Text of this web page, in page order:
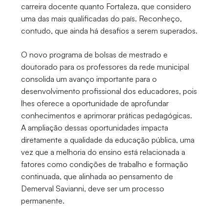
carreira docente quanto Fortaleza, que considero
uma das mais qualificadas do país. Reconheço,
contudo, que ainda há desafios a serem superados.
O novo programa de bolsas de mestrado e
doutorado para os professores da rede municipal
consolida um avanço importante para o
desenvolvimento profissional dos educadores, pois
lhes oferece a oportunidade de aprofundar
conhecimentos e aprimorar práticas pedagógicas.
A ampliação dessas oportunidades impacta
diretamente a qualidade da educação pública, uma
vez que a melhoria do ensino está relacionada a
fatores como condições de trabalho e formação
continuada, que alinhada ao pensamento de
Demerval Savianni, deve ser um processo
permanente.